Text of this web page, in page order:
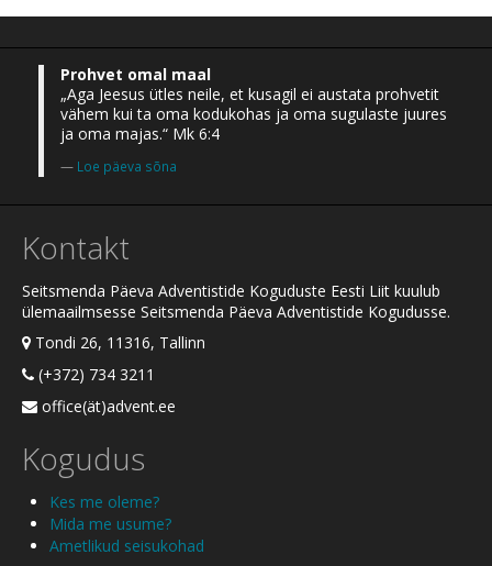
Prohvet omal maal
„Aga Jeesus ütles neile, et kusagil ei austata prohvetit
vähem kui ta oma kodukohas ja oma sugulaste juures
ja oma majas.“ Mk 6:4
Loe päeva sõna
Kontakt
Seitsmenda Päeva Adventistide Koguduste Eesti Liit kuulub
ülemaailmsesse Seitsmenda Päeva Adventistide Kogudusse.
Tondi 26, 11316, Tallinn
(+372) 734 3211
office(ät)advent.ee
Kogudus
Kes me oleme?
Mida me usume?
Ametlikud seisukohad